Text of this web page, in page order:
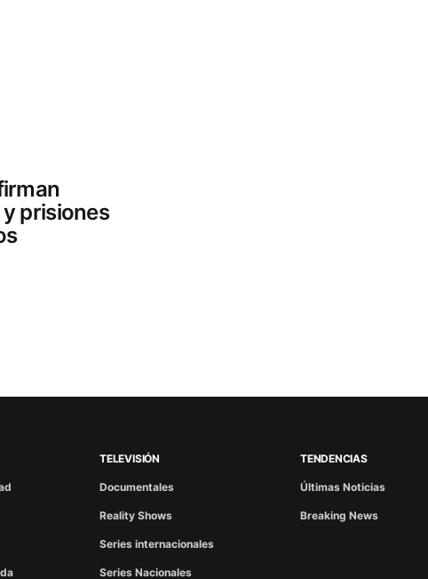
prisiones
TELEVISIÓN
Documentales
Reality Shows
Series internacionales
Series Nacionales
TENDENCIAS
Últimas Noticias
Breaking News